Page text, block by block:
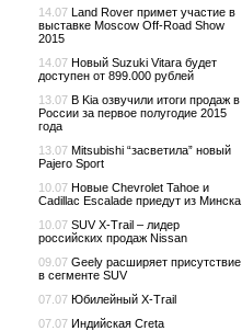
14.07 Land Rover примет участие в
выставке Moscow Off-Road Show
2015
14.07 Новый Suzuki Vitara будет
доступен от 899.000 рублей
13.07 В Kia озвучили итоги продаж в
России за первое полугодие 2015
года
13.07 Mitsubishi “засветила” новый
Pajero Sport
10.07 Новые Chevrolet Tahoe и
Cadillac Escalade приедут из Минска
10.07 SUV X-Trail – лидер
российских продаж Nissan
09.07 Geely расширяет присутствие
в сегменте SUV
07.07 Юбилейный X-Trail
07.07 Индийская Creta